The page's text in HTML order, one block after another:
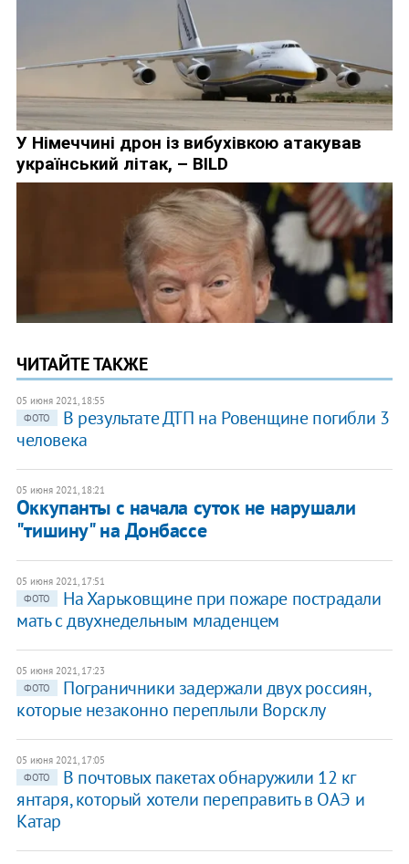
ЧИТАЙТЕ ТАКЖЕ
05 июня 2021, 18:55
ФОТО
В результате ДТП на Ровенщине погибли 3
человека
05 июня 2021, 18:21
Оккупанты с начала суток не нарушали
"тишину" на Донбассе
05 июня 2021, 17:51
ФОТО
На Харьковщине при пожаре пострадали
мать с двухнедельным младенцем
05 июня 2021, 17:23
ФОТО
Пограничники задержали двух россиян,
которые незаконно переплыли Ворсклу
05 июня 2021, 17:05
ФОТО
В почтовых пакетах обнаружили 12 кг
янтаря, который хотели переправить в ОАЭ и
Катар